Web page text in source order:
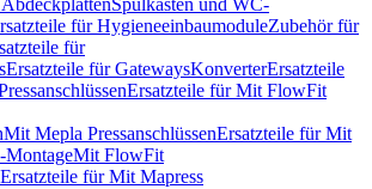
Spülkästen und WC-
für HygieneeinbaumoduleZubehör für
für
Ersatzteile für GatewaysKonverterErsatzteile
Ersatzteile für Mit FlowFit
Mit Mepla PressanschlüssenErsatzteile für Mit
MontageMit FlowFit
Ersatzteile für Mit Mapress